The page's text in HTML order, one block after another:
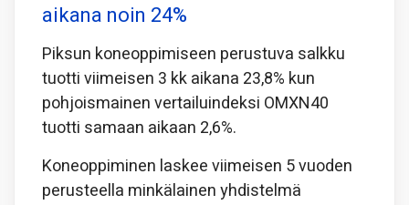
aikana noin 24%
Piksun koneoppimiseen perustuva salkku
tuotti viimeisen 3 kk aikana 23,8% kun
pohjoismainen vertailuindeksi OMXN40
tuotti samaan aikaan 2,6%.
Koneoppiminen laskee viimeisen 5 vuoden
perusteella minkälainen yhdistelmä